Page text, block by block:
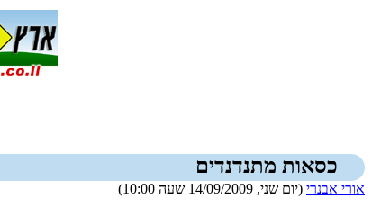
כסאות מתנדנדים
אורי אבנרי (יום שני, 14/09/2009 שעה 10:00)